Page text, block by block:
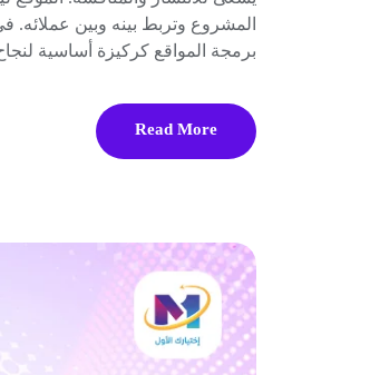
برمجة المواقع كركيزة أساسية
Read More